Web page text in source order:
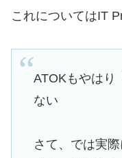
これについてはIT
ATOKもやはり
ない
さて、では実